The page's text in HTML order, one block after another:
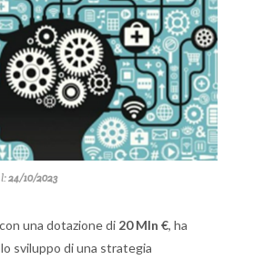
24/10/2023
con una dotazione di 20 Mln €, ha
sviluppo di una strategia